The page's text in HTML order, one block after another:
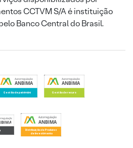
CCTVM S/A é instituição
Banco Central do Brasil.